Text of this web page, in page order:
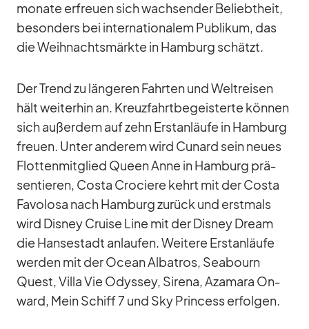
mo­nate er­freuen sich wach­sen­der Be­liebt­heit,
be­son­ders bei in­ter­na­tio­na­lem Pu­bli­kum, das
die Weih­nachts­märkte in Ham­burg schätzt.
Der Trend zu län­ge­ren Fahr­ten und Welt­rei­sen
hält wei­ter­hin an. Kreuz­fahrt­be­geis­terte kön­nen
sich au­ßer­dem auf zehn Erst­an­läufe in Ham­burg
freuen. Un­ter an­de­rem wird Cu­nard sein neues
Flot­ten­mit­glied Queen Anne in Ham­burg prä­
sen­tie­ren, Costa Cro­ciere kehrt mit der Costa
Fa­vo­losa nach Ham­burg zu­rück und erst­mals
wird Dis­ney Cruise Line mit der Dis­ney Dream
die Han­se­stadt an­lau­fen. Wei­tere Erst­an­läufe
wer­den mit der Ocean Al­ba­tros, Sea­bourn
Quest, Villa Vie Odys­sey, Si­rena, Aza­mara On­
ward, Mein Schiff 7 und Sky Prin­cess er­fol­gen.